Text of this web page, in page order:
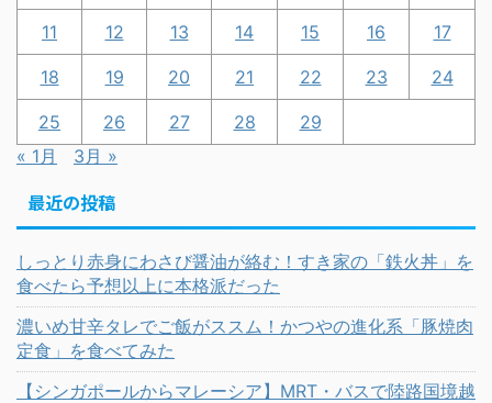
11 12 13 14 15 16 17
18 19 20 21 22 23 24
25 26 27 28
29
« 1月
3月 »
最近の投稿
しっとり赤身にわさび醤油が絡む！すき家の「鉄火丼」を
食べたら予想以上に本格派だった
濃いめ甘辛タレでご飯がススム！かつやの進化系「豚焼肉
定食」を食べてみた
【シンガポールからマレーシア】MRT・バスで陸路国境越